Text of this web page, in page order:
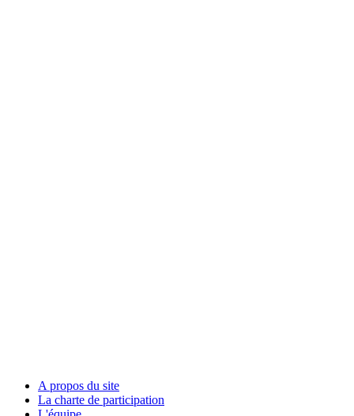
A propos du site
La charte de participation